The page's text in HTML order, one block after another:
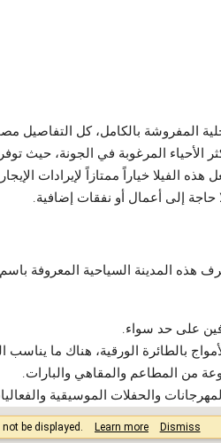
المفروشة بالكامل، كل التفاصيل
المرغوبة في الجونة، حيث
الفيلا خياراً ممتازاً لإيرادات
حاجة إلى أعمال أو نفقات إضافية.
المدينة السياحية المعروفة باسم
على حد سواء.
بالطائرة الورقية، هناك ما يناسب
من المطاعم والمقاهي والبارات.
والحفلات الموسيقية